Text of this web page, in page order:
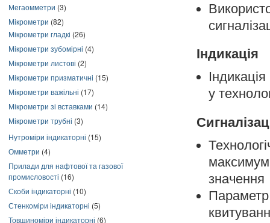
Мегаомметри (3)
Мікрометри (82)
Мікрометри гладкі (26)
Мікрометри зубомірні (4)
Мікрометри листові (2)
Мікрометри призматичні (15)
Мікрометри важільні (17)
Мікрометри зі вставками (14)
Мікрометри трубні (3)
Нутроміри індикаторні (15)
Омметри (4)
Прилади для нафтової та газової
промисловості (16)
Скоби індикаторні (10)
Стенкоміри індикаторні (5)
Товщиноміри індикаторні (6)
Індикація
у
максимум
значення